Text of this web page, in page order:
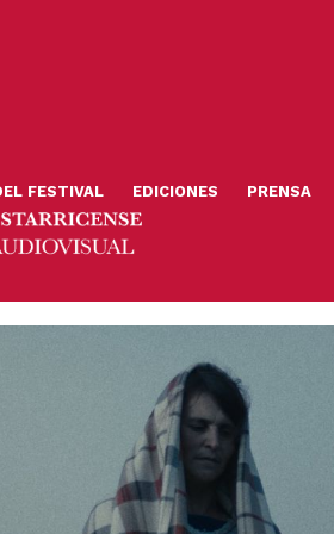
FESTIVAL EDICIONES PRENSA